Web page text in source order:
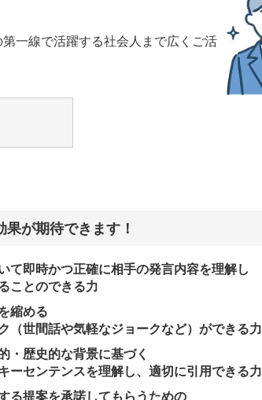
一線で活躍する社会人まで広くご活
果が期待できます！
て即時かつ正確に相手の発言内容を理解し
ことのできる力
縮める
（世間話や気軽なジョークなど）ができる力
・歴史的な背景に基づく
ーセンテンスを理解し、適切に引用できる力
る提案を承諾してもらうための